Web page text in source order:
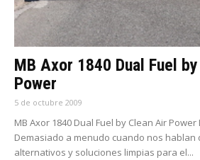
MB Axor 1840 Dual Fuel
Power
5 de octubre 2009
MB Axor 1840 Dual Fuel by Clean Air
Demasiado a menudo cuando nos hablan
alternativos y soluciones limpias para el...